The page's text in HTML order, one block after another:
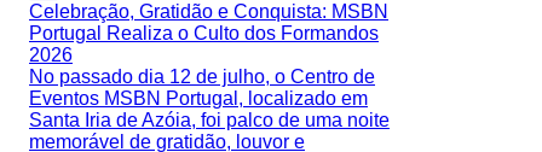
Celebração, Gratidão e Conquista: MSBN
Portugal Realiza o Culto dos Formandos
2026
No passado dia 12 de julho, o Centro de
Eventos MSBN Portugal, localizado em
Santa Iria de Azóia, foi palco de uma noite
memorável de gratidão, louvor e